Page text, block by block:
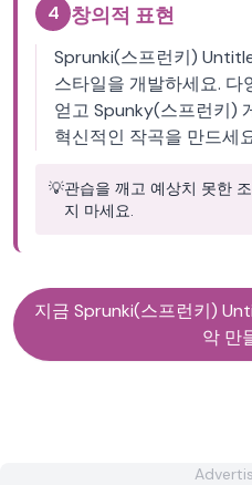
4 창의적 표현
Sprunki(스프런키)
스타일을 개발하세요.
얻고 Spunky(스프런키)
혁신적인 작곡을 만드세
💡관습을 깨고 예상치 못한
지 마세요.
지금 Sprunki(스프런키)
악 만